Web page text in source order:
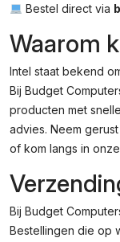
Bestel direct via
Waarom
Intel staat bekend
Bij Budget
producten met
advies. Neem
of kom langs in
Bij Budget
Bestellingen die op